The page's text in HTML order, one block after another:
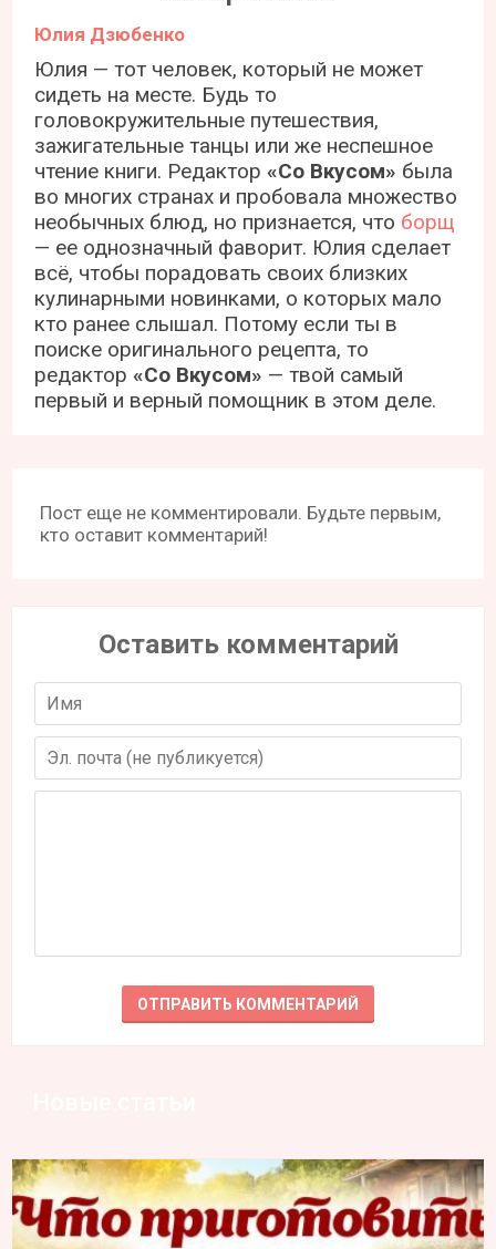
Юлия Дзюбенко
Юлия — тот человек, который не может
сидеть на месте. Будь то
головокружительные путешествия,
зажигательные танцы или же неспешное
чтение книги. Редактор«Со Вкусом» была
во многих странах и пробовала множество
необычных блюд, но признается, что борщ
— ее однозначный фаворит. Юлия сделает
всё, чтобы порадовать своих близких
кулинарными новинками, о которых мало
кто ранее слышал. Потому если ты в
поиске оригинального рецепта, то
редактор«Со Вкусом» — твой самый
первый и верный помощник в этом деле.
Пост еще не комментировали. Будьте первым,
кто оставит комментарий!
Оставить комментарий